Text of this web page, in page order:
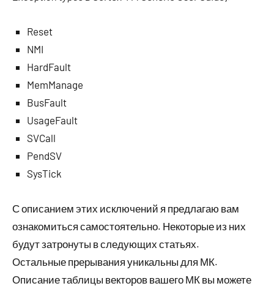
Reset
NMI
HardFault
MemManage
BusFault
UsageFault
SVCall
PendSV
SysTick
С описанием этих исключений я предлагаю вам
ознакомиться самостоятельно. Некоторые из них
будут затронуты в следующих статьях.
Остальные прерывания уникальны для МК.
Описание таблицы векторов вашего МК вы можете